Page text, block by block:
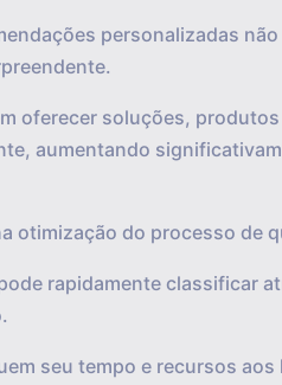
personalizadas
oferecer soluções,
aumentando
otimização do processo de
rapidamente classificar
seu tempo e recursos